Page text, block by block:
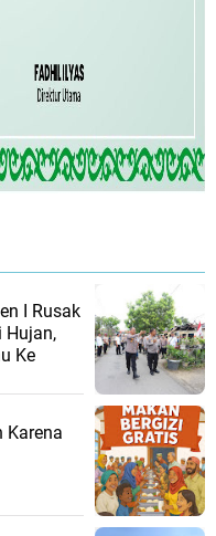
I Rusak
Hujan,
Ke
Karena